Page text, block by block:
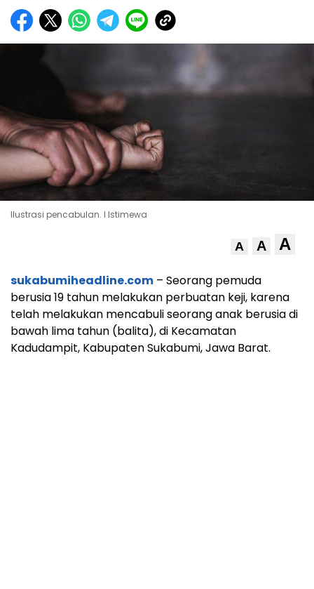
Ilustrasi pencabulan. l Istimewa
A A A
sukabumiheadline.com – Seorang pemuda
berusia 19 tahun melakukan perbuatan keji, karena
telah melakukan mencabuli seorang anak berusia di
bawah lima tahun (balita), di Kecamatan
Kadudampit, Kabupaten Sukabumi, Jawa Barat.